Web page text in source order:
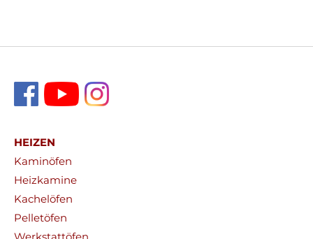
HEIZEN
Kaminöfen
Heizkamine
Kachelöfen
Pelletöfen